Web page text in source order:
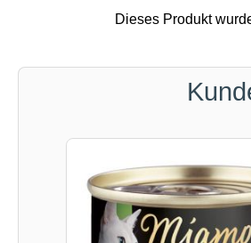
Produktgalerie überspringen